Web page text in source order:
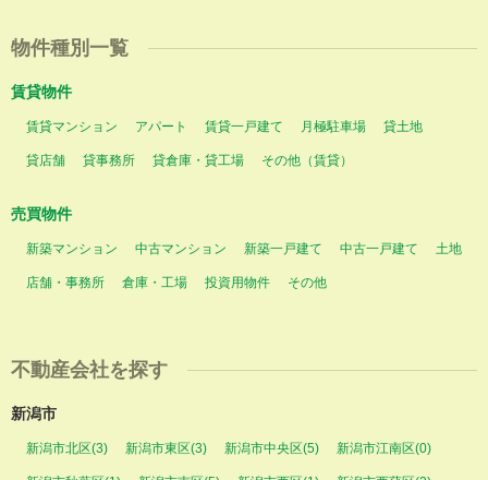
物件種別一覧
賃貸物件
賃貸マンション アパート 賃貸一戸建て 月極駐車場 貸土地
貸店舗 貸事務所 貸倉庫・貸工場 その他（賃貸）
売買物件
新築マンション 中古マンション 新築一戸建て 中古一戸建て 土地
店舗・事務所 倉庫・工場 投資用物件 その他
不動産会社を探す
新潟市
新潟市北区(3) 新潟市東区(3) 新潟市中央区(5) 新潟市江南区(0)